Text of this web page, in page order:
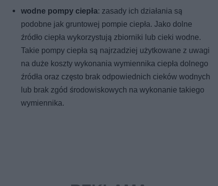
wodne pompy ciepła: zasady ich działania są
podobne jak gruntowej pompie ciepła. Jako dolne
źródło ciepła wykorzystują zbiorniki lub cieki wodne.
Takie pompy ciepła są najrzadziej użytkowane z uwagi
na duże koszty wykonania wymiennika ciepła dolnego
źródła oraz często brak odpowiednich cieków wodnych
lub brak zgód środowiskowych na wykonanie takiego
wymiennika.